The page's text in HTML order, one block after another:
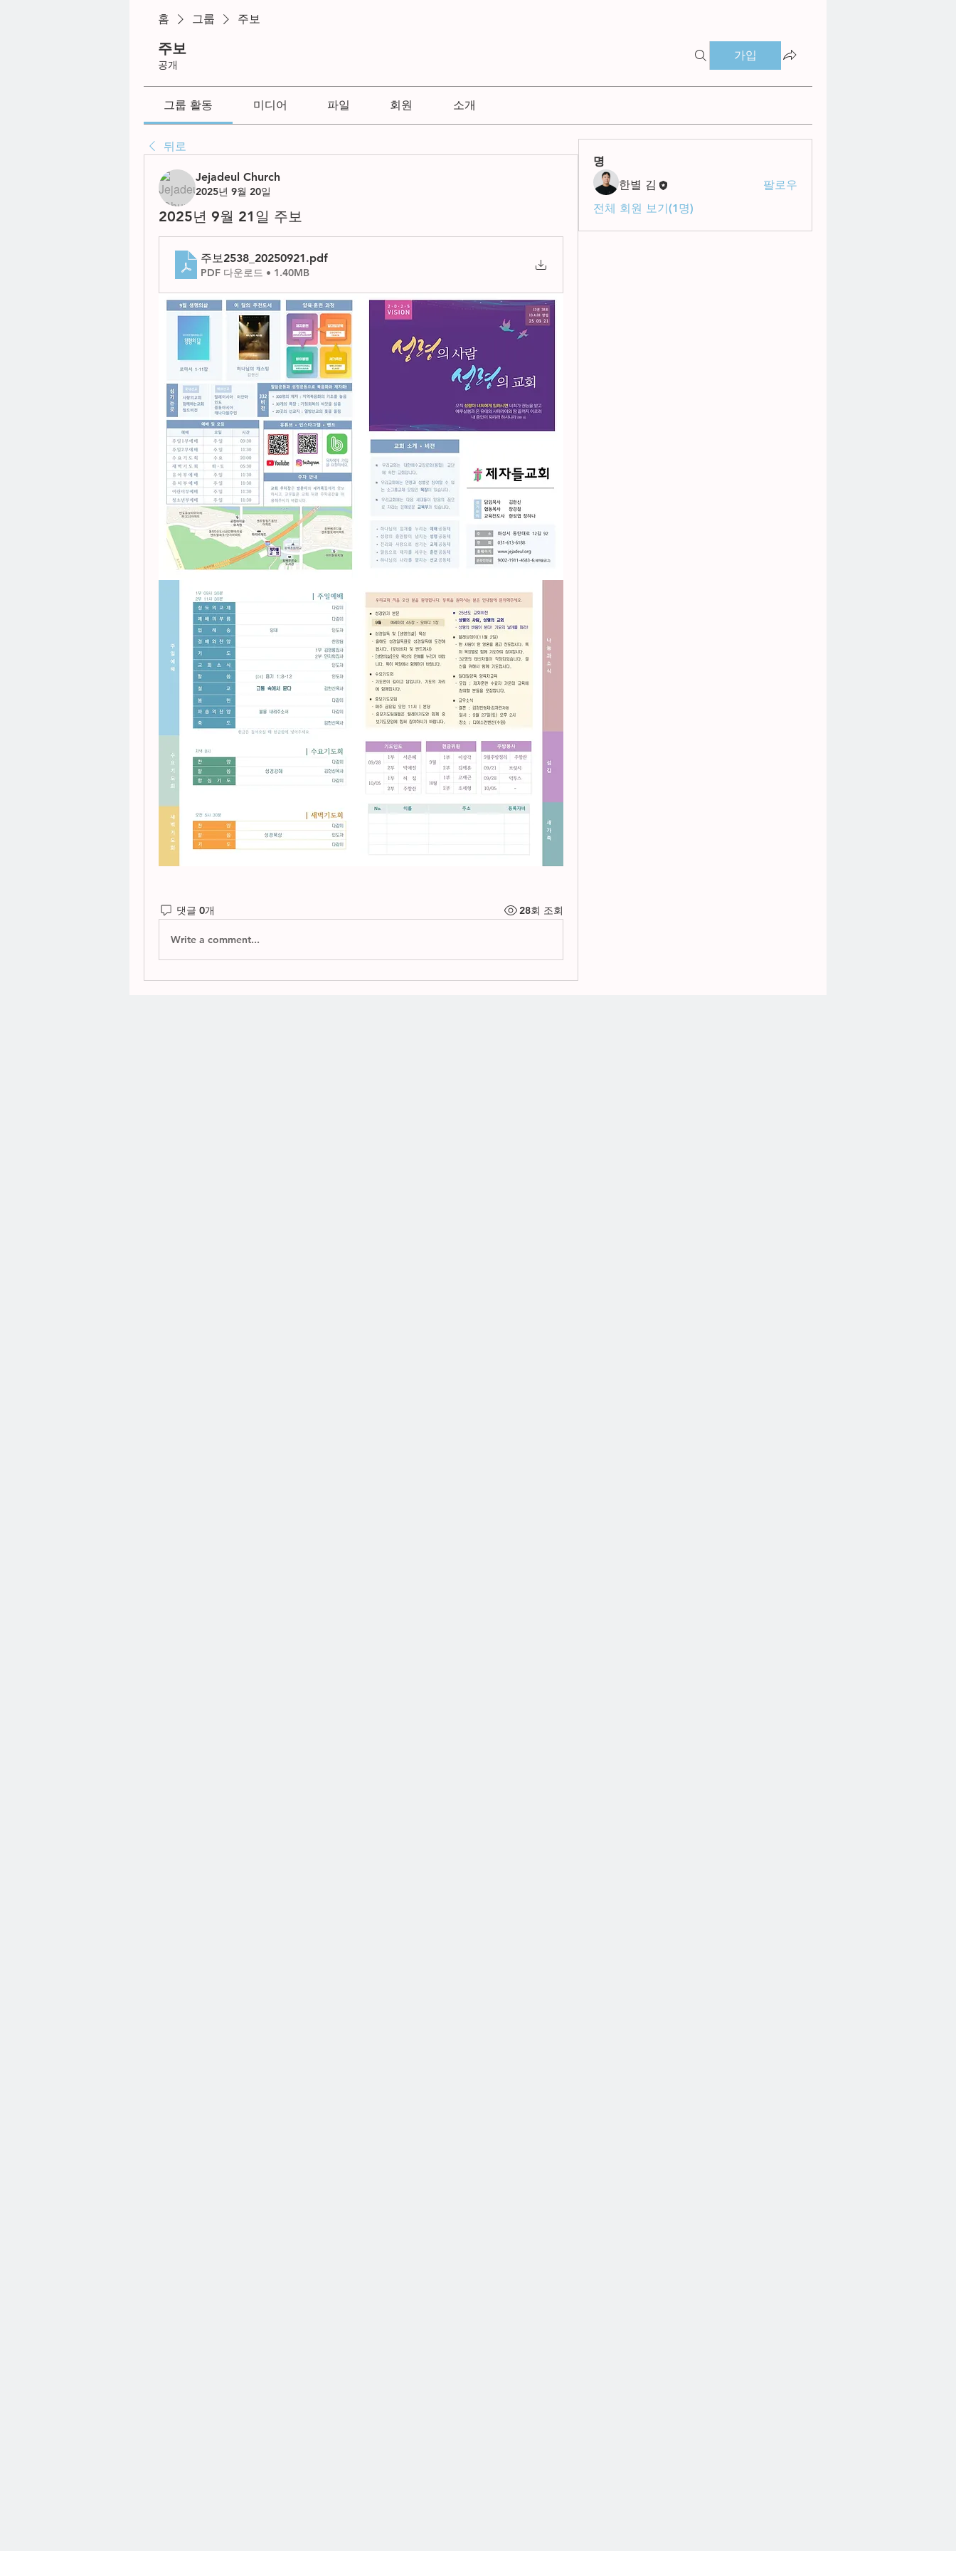
홈 그룹 주보
주보
공개
가입
그룹 활동 미디어 파일 회원 소개
뒤로
Jejadeul Church
2025년 9월 20일
2025년 9월 21일 주보
주보2538_20250921.pdf
PDF 다운로드 • 1.40MB
댓글 0개 28회 조회
Write a comment...
명
한별 김
팔로우
전체 회원 보기(1명)